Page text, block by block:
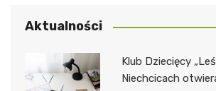
Aktualności
Klub Dziecięcy
Niechcicach